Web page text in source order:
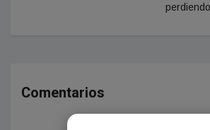
perdiendo
Comentarios